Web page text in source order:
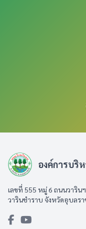
องค์การบริ
เลขที่ 555 หมู่ 6 ถนนวาริ
วารินชำราบ จังหวัดอุบลร